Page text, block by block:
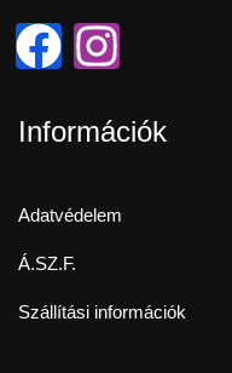
Információk
Adatvédelem
Á.SZ.F.
Szállítási információk